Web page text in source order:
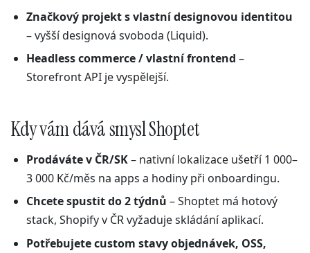
Značkový projekt s vlastní designovou identitou
– vyšší designová svoboda (Liquid).
Headless commerce / vlastní frontend –
Storefront API je vyspělejší.
Kdy vám dává smysl Shoptet
Prodáváte v ČR/SK– nativní lokalizace ušetří 1 000–
3 000 Kč/měs na apps a hodiny při onboardingu.
Chcete spustit do 2 týdnů – Shoptet má hotový
stack, Shopify v ČR vyžaduje skládání aplikací.
Potřebujete custom stavy objednávek, OSS,